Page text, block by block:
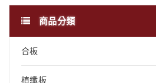
商品分類
合板
植纖板